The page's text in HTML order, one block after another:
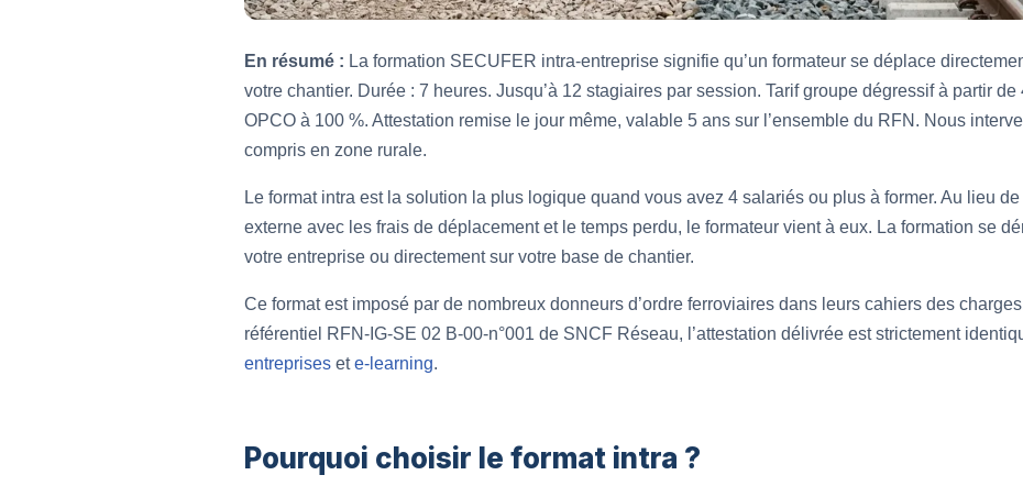
En résumé : La formation SECUFER intra-entreprise signifie qu’un formateur se déplace
votre chantier. Durée : 7 heures. Jusqu’à 12 stagiaires par session. Tarif groupe dégressif à partir
OPCO à 100 %. Attestation remise le jour même, valable 5 ans sur l’ensemble du RFN. Nous
compris en zone rurale.
Le format intra est la solution la plus logique quand vous avez 4 salariés ou plus à former. Au lieu
externe avec les frais de déplacement et le temps perdu, le formateur vient à eux. La formation se
votre entreprise ou directement sur votre base de chantier.
Ce format est imposé par de nombreux donneurs d’ordre ferroviaires dans leurs cahiers des
référentiel RFN-IG-SE 02 B-00-n°001 de SNCF Réseau, l’attestation délivrée est strictement
entreprises ete-learning.
Pourquoi choisir le format intra ?